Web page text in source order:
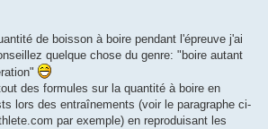
de boisson à boire pendant l'épreuve j'ai
quelque chose du genre: "boire autant
des formules sur la quantité à boire en
lors des entraînements (voir le paragraphe ci-
par exemple) en reproduisant les